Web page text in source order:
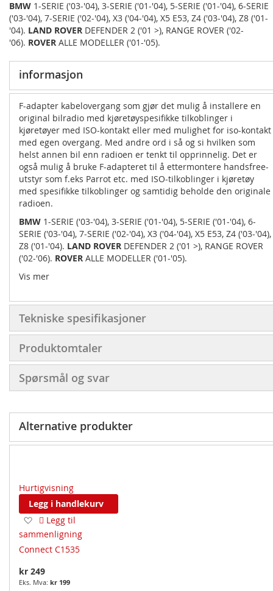
BMW 1-SERIE ('03-'04), 3-SERIE ('01-'04), 5-SERIE ('01-'04), 6-SERIE
('03-'04), 7-SERIE ('02-'04), X3 ('04-'04), X5 E53, Z4 ('03-'04), Z8 ('01-
'04). LAND ROVER DEFENDER 2 ('01 >), RANGE ROVER ('02-
'06). ROVER ALLE MODELLER ('01-'05).
informasjon
F-adapter kabelovergang som gjør det mulig å installere en
original bilradio med kjøretøyspesifikke tilkoblinger i
kjøretøyer med ISO-kontakt eller med mulighet for iso-kontakt
med egen overgang. Med andre ord i så og si hvilken som
helst annen bil enn radioen er tenkt til opprinnelig. Det er
også mulig å bruke F-adapteret til å ettermontere handsfree-
utstyr som f.eks Parrot etc. med ISO-tilkoblinger i kjøretøy
med spesifikke tilkoblinger og samtidig beholde den originale
radioen.
BMW 1-SERIE ('03-'04), 3-SERIE ('01-'04), 5-SERIE ('01-'04), 6-
SERIE ('03-'04), 7-SERIE ('02-'04), X3 ('04-'04), X5 E53, Z4 ('03-'04),
Z8 ('01-'04). LAND ROVER DEFENDER 2 ('01 >), RANGE ROVER
('02-'06). ROVER ALLE MODELLER ('01-'05).
Vis mer
Tekniske spesifikasjoner
Produktomtaler
Spørsmål og svar
Alternative produkter
Hurtigvisning
Legg i handlekurv
Legg
til
ønskeliste
Legg til
sammenligning
Connect C1535
kr 249
kr 199